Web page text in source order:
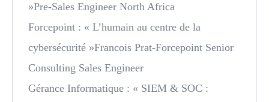
»Pre-Sales Engineer North Africa
Forcepoint : « L’humain au centre de la
cybersécurité »Francois Prat-Forcepoint Senior
Consulting Sales Engineer
Gérance Informatique : « SIEM & SOC :